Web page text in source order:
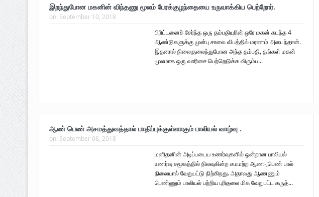
இறந்துபோன மகனின் விந்தணு மூலம் பேரக்குழந்தையை உருவாக்கிய பெற்றோர்.
on: September 10, 2018
பிரிட்டனைச் சேர்ந்த ஒரு தம்பதியரின் ஒரே மகன் கடந்த 4
ஆண்டுகளுக்கு முன்பு சாலை விபத்தில் மரணம் அடைந்தான்.
இதனால் நிலைகுலைந்துபோன அந்த தம்பதி, தங்கள் மகன்
மூலமாக ஒரு வாரிசை பெற்றெடுக்க விரும்ப...
ஆண் பெண் அசமத்துவத்தால் பாதிப்புக்குள்ளாகும் பாலியல் வாழ்வு .
on: September 08, 2018
மனிதனின் அடிப்படைய உணர்வுகளில் ஒன்றான பாலியல்
உணர்வு சமூகத்தில் நிலவுகின்ற சமமற்ற ஆண-;பெண் பால்
நிலையால் வேறுபட்டு நிற்கிறது. அதாவது ஆணணும்
பெண்ணும் பாலியல் பற்றிய புரிதலை மிக வேறுபட்ட கருத்...